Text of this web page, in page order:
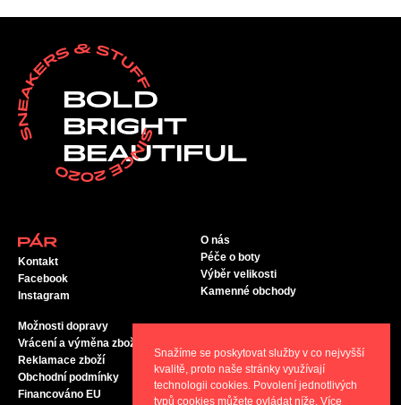
BOLD
BRIGHT
BEAUTIFUL
Kontakt
Facebook
Instagram
O nás
Péče o boty
Výběr velikosti
Kamenné obchody
Možnosti dopravy
Vrácení a výměna zboží
Reklamace zboží
Obchodní podmínky
Financováno EU
Snažíme se poskytovat služby v co nejvyšší
kvalitě, proto naše stránky využívají
technologii cookies. Povolení jednotlivých
typů cookies můžete ovládat níže. Více